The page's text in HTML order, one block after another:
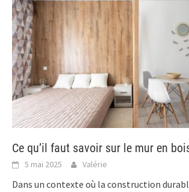
Ce qu’il faut savoir sur le mur en
5 mai 2025 Valérie
Dans un contexte où la construction